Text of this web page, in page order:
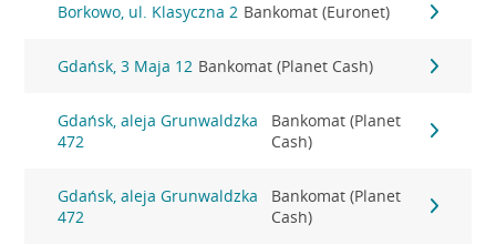
Borkowo, ul. Klasyczna 2 Bankomat (Euronet)
Gdańsk, 3 Maja 12 Bankomat (Planet Cash)
Gdańsk, aleja Grunwaldzka
472
Bankomat (Planet
Cash)
Gdańsk, aleja Grunwaldzka
472
Bankomat (Planet
Cash)